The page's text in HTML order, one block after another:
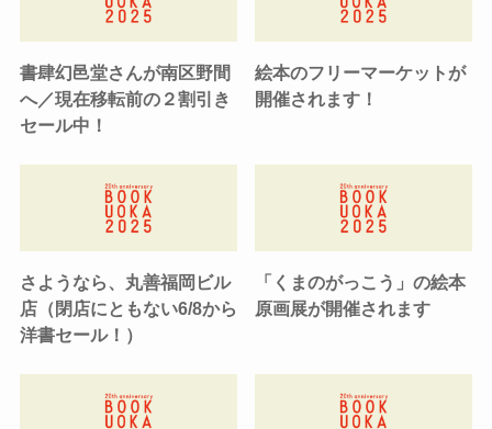
書肆幻邑堂さんが南区野間
へ／現在移転前の２割引き
セール中！
絵本のフリーマーケットが
開催されます！
さようなら、丸善福岡ビル
店（閉店にともない6/8から
洋書セール！）
「くまのがっこう」の絵本
原画展が開催されます